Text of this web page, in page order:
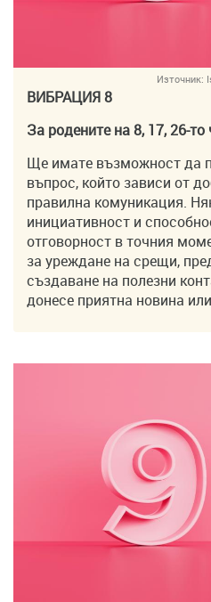
Източник:
ВИБРАЦИЯ 8
За родените на 8, 17, 26-то
Ще имате възможност да
въпрос, който зависи от
правилна комуникация.
инициативност и
отговорност в точния
за уреждане на срещи,
създаване на полезни
донесе приятна новина